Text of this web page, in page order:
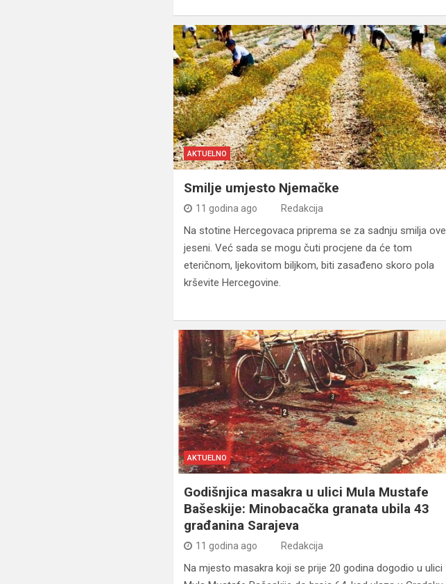
AKTUELNO
Smilje umjesto Njemačke
11 godina ago Redakcija
Na stotine Hercegovaca priprema se za sadnju smilja ove
jeseni. Već sada se mogu čuti procjene da će tom
eteričnom, ljekovitom biljkom, biti zasađeno skoro pola
krševite Hercegovine.
AKTUELNO
Godišnjica masakra u ulici Mula Mustafe
Bašeskije: Minobacačka granata ubila 43
građanina Sarajeva
11 godina ago Redakcija
Na mjesto masakra koji se prije 20 godina dogodio u ulici